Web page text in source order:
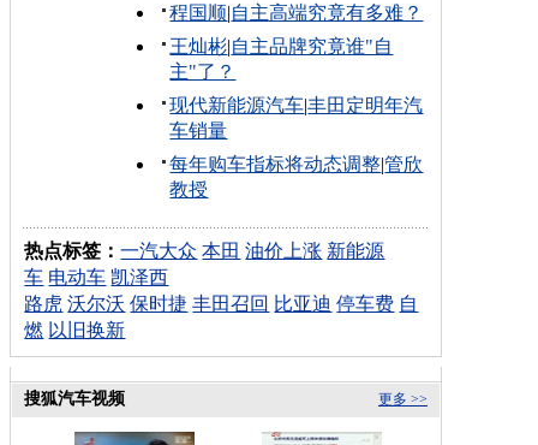
程国顺|自主高端究竟有多难？
王灿彬|自主品牌究竟谁"自
主"了？
现代新能源汽车|丰田定明年汽
车销量
每年购车指标将动态调整|管欣
教授
热点标签：一汽大众 本田 油价上涨 新能源
车 电动车 凯泽西
路虎 沃尔沃 保时捷 丰田召回 比亚迪 停车费 自
燃 以旧换新
更多 >>
搜狐汽车视频